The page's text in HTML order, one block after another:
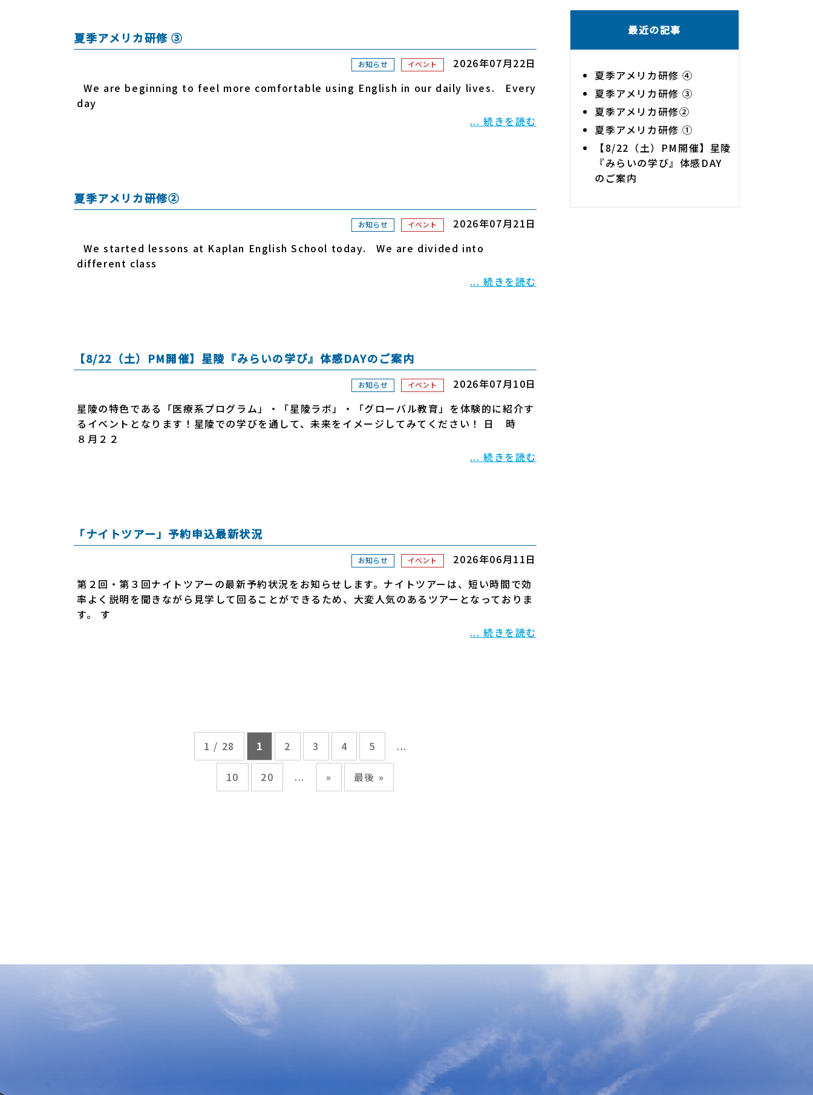
夏季アメリカ研修 ③
お知らせ イベント
2026年07月22日
We are beginning to feel more comfortable using English in our daily lives. Every
day
... 続きを読む
夏季アメリカ研修②
お知らせ イベント
2026年07月21日
We started lessons at Kaplan English School today. We are divided into
different class
... 続きを読む
【8/22（土）PM開催】星陵『みらいの学び』体感DAYのご案内
お知らせ イベント
2026年07月10日
星陵の特色である「医療系プログラム」・「星陵ラボ」・「グローバル教育」を体験的に紹介す
るイベントとなります！星陵での学びを通して、未来をイメージしてみてください！ 日 時
８月２２
... 続きを読む
「ナイトツアー」予約申込最新状況
お知らせ イベント
2026年06月11日
第２回・第３回ナイトツアーの最新予約状況をお知らせします。ナイトツアーは、短い時間で効
率よく説明を聞きながら見学して回ることができるため、大変人気のあるツアーとなっておりま
す。 す
... 続きを読む
1 / 28 1 2 3 4 5 ...
10 20 ... » 最後 »
最近の記事
夏季アメリカ研修 ④
夏季アメリカ研修 ③
夏季アメリカ研修②
夏季アメリカ研修 ①
【8/22（土）PM開催】星陵
『みらいの学び』体感DAY
のご案内